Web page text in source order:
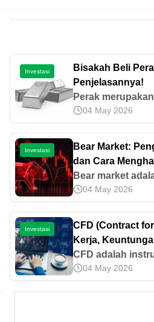
Investasi
Bisakah Beli
Penjelasannya!
Perak
berharga.
perak di
jawabannya
ini.
04 May 2026
Investasi
Bear Market:
dan Cara
Bear market
harga saham di
penurunan
Simak
artikel ini.
04 May 2026
Investasi
CFD (Contract
Kerja,
CFD adalah
yang
memperoleh
04 May 2026